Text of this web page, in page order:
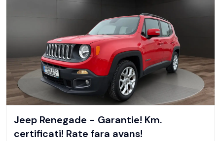
Jeep Renegade - Garantie! Km.
certificati! Rate fara avans!